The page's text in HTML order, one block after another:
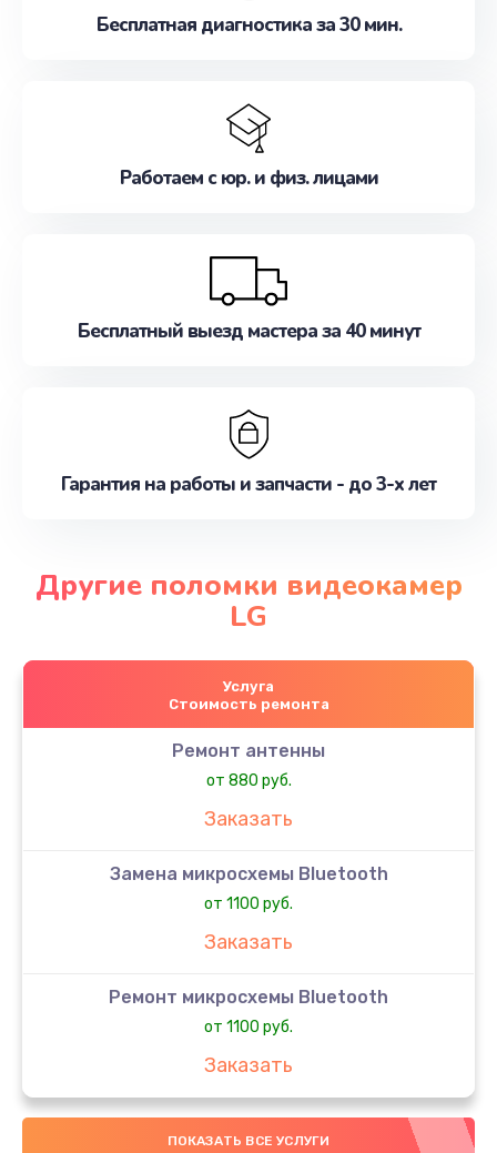
Бесплатная диагностика за 30 мин.
Работаем с юр. и физ. лицами
Бесплатный выезд мастера за 40 минут
Гарантия на работы и запчасти - до 3-х лет
Другие поломки видеокамер
LG
Услуга
Стоимость ремонта
Ремонт антенны
от 880 руб.
Заказать
Замена микросхемы Bluetooth
от 1100 руб.
Заказать
Ремонт микросхемы Bluetooth
от 1100 руб.
Заказать
Ремонт разъема зарядки
ПОКАЗАТЬ ВСЕ УСЛУГИ